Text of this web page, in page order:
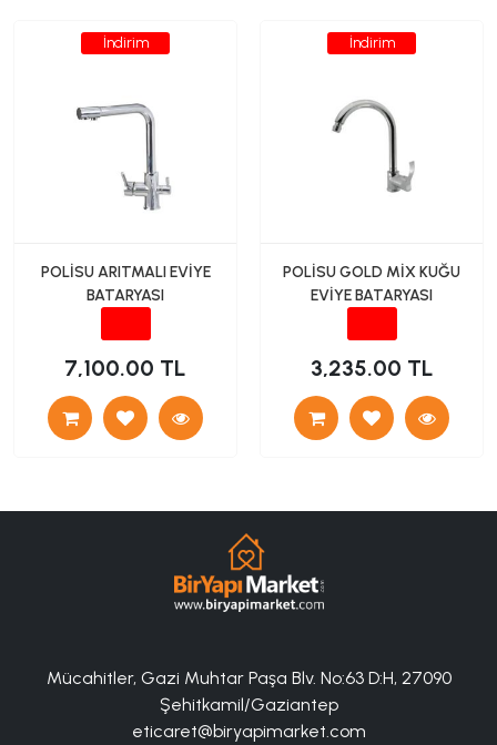
İndirim
POLİSU ARITMALI EVİYE
BATARYASI
7,100.00 TL
İndirim
POLİSU GOLD MİX KUĞU
EVİYE BATARYASI
3,235.00 TL
Mücahitler, Gazi Muhtar Paşa Blv. No:63 D:H, 27090
Şehitkamil/Gaziantep
eticaret@biryapimarket.com